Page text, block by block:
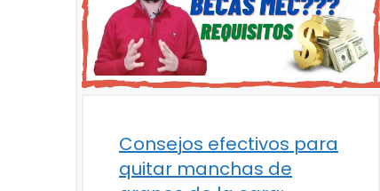
Consejos efectivos para
quitar manchas de